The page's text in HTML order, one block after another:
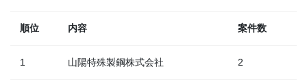
順位 内容 案件数
1 山陽特殊製鋼株式会社 2